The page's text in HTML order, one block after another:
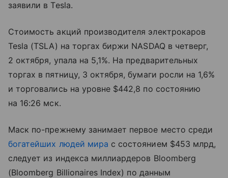
заявили в Tesla.
Стоимость акций производителя электрокаров
Tesla (TSLA) на торгах биржи NASDAQ в четверг,
2 октября, упала на 5,1%. На предварительных
торгах в пятницу, 3 октября, бумаги росли на 1,6%
и торговались на уровне $442,8 по состоянию
на 16:26 мск.
Маск по-прежнему занимает первое место среди
богатейших людей мира с состоянием $453 млрд,
следует из индекса миллиардеров Bloomberg
(Bloomberg Billionaires Index) по данным